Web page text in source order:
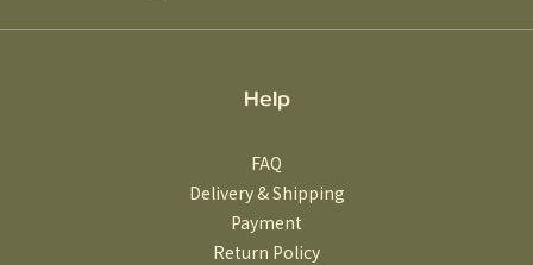
Help
FAQ
Delivery & Shipping
Payment
Return Policy